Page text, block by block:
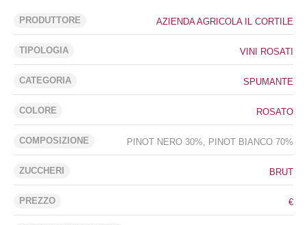
PRODUTTORE AZIENDA AGRICOLA IL CORTILE
TIPOLOGIA VINI ROSATI
CATEGORIA SPUMANTE
COLORE ROSATO
COMPOSIZIONE PINOT NERO 30%, PINOT BIANCO 70%
ZUCCHERI BRUT
PREZZO €